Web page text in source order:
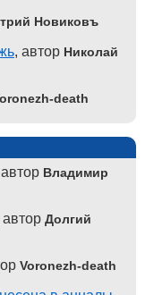
Новиковъ
, автор Николай
death
Владимир
автор Долгий
Voronezh-death